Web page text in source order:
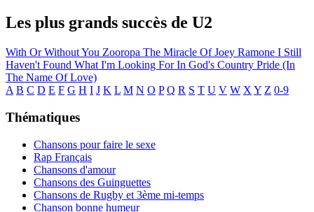
Les plus grands succès de U2
With Or Without You Zooropa The Miracle Of Joey Ramone I Still
Haven't Found What I'm Looking ForIn God's Country Pride (In
The Name Of Love)
A B C D E F G H I J K L M N O P Q R S T U V W X Y Z 0-9
Thématiques
Chansons pour faire le sexe
Rap Français
Chansons d'amour
Chansons des Guinguettes
Chansons de Rugby et 3ème mi-temps
Chanson bonne humeur